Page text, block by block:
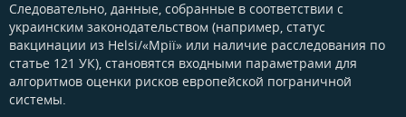
Следовательно, данные, собранные в соответствии с
украинским законодательством (например, статус
вакцинации из Helsi/«Мрії» или наличие расследования по
статье 121 УК), становятся входными параметрами для
алгоритмов оценки рисков европейской пограничной
системы.